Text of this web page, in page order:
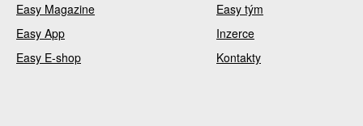
Easy Magazine
Easy App
Easy E-shop
Easy tým
Inzerce
Kontakty